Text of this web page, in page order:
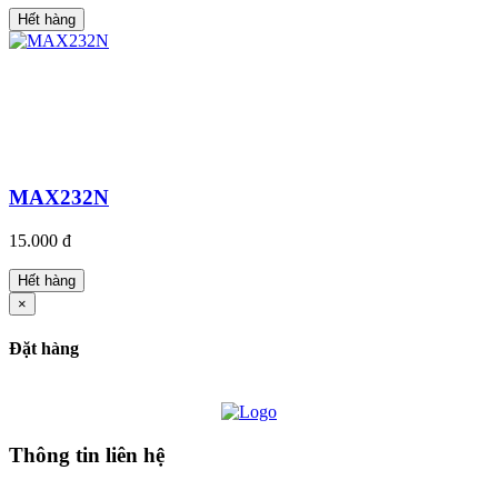
Hết hàng
MAX232N
15.000 đ
Hết hàng
×
Đặt hàng
Thông tin liên hệ